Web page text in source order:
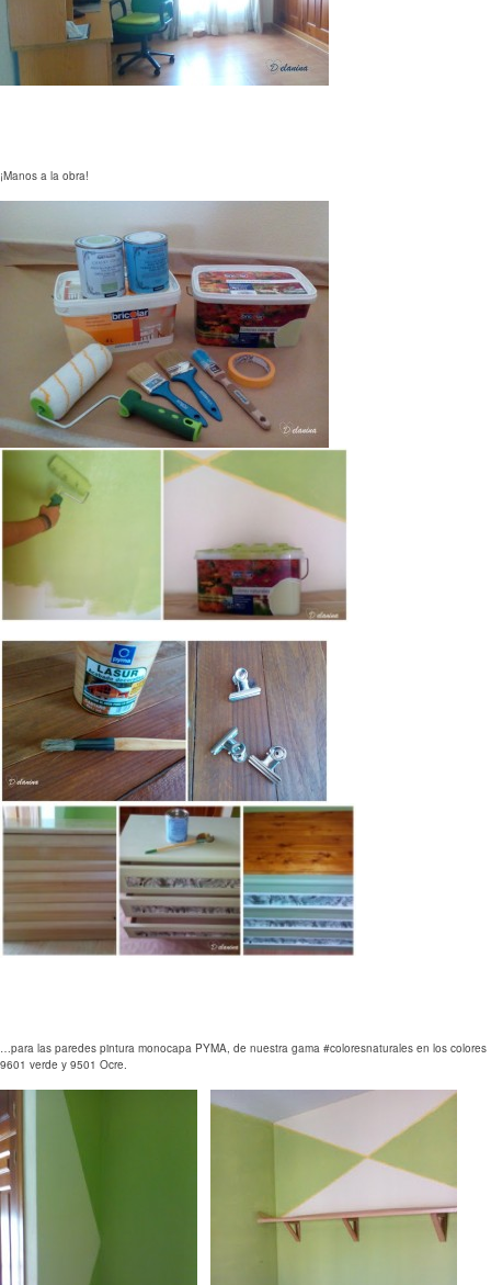
¡Manos a la obra!
…para las paredes pintura monocapa PYMA, de nuestra gama #coloresnaturales en los colores
9601 verde y 9501 Ocre.